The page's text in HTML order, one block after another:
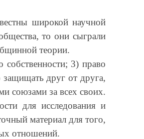
широкой научной
то они сыграли
теории.
3) право
друг от друга,
союзами за всех своих.
для исследования и
материал для того,
отношений.